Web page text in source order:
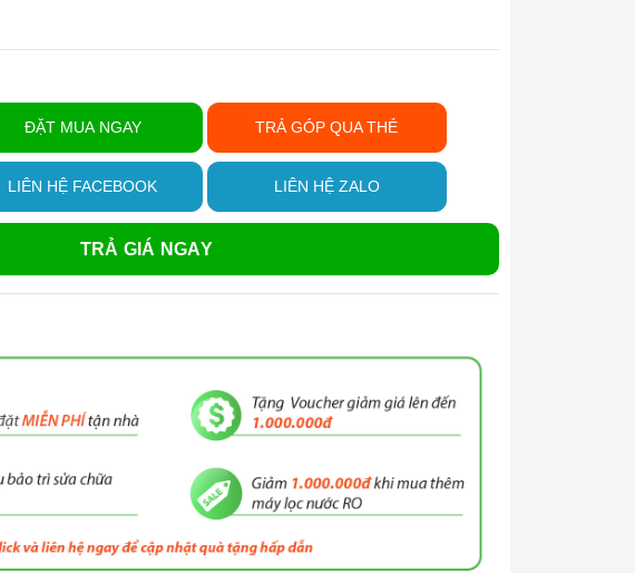
ĐẶT MUA NGAY TRẢ GÓP QUA THẺ
LIÊN HỆ FACEBOOK LIÊN HỆ ZALO
TRẢ GIÁ NGAY